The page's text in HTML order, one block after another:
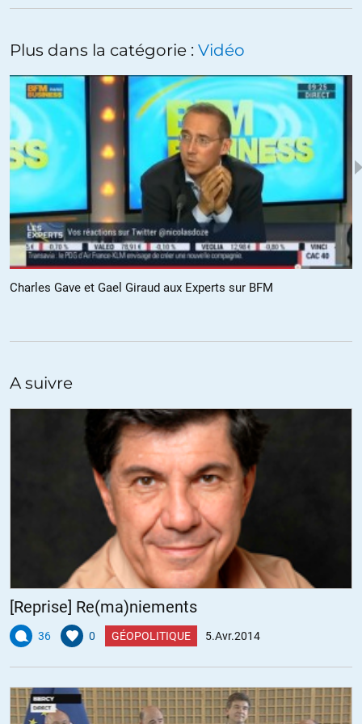
Norton//06.04.2014 à 12h16
Peut-être que les allemands ont plus intérêt que d’autres à ne pas
trop critiquer la Russie,étant donné le nombre de boîtes allemandes
qui y sont présentes…
Leurs médias ne doivent pas être si différents des nôtres…
ALERTER
FL//07.04.2014 à 07h45
C’est à regret, Norton, que je ne suis pas d’accord avec vous. Les
médias en France sont dans un état de décomposition terrible. Je
médias publics TV et radios dont aucun ne montre de début du
une ou deux exceptions (Taddéï – le Diplo.- …) le pire: France
Culture (les infos) talonné par Inter? en plus des inexactitudes
involontaires, lamentables pour des professionnels, des
mensonges éhontés, de fausses infos non vérifiées, des
omissions scandaleuses etc…bref un beau collier de perles
renouvelé tous les jours .
Quand aux éditos, alors la!
ALERTER
Surya// 07.04.2014 à 08h32
C’est ce qui se passe quand dans les rédactions il n’y a plus que
des stagiaires et des précaires qui enchainent les CDDs payés
au lance pierre.
Norton//07.04.2014 à 12h21
Plus dans la catégorie : Vidéo
Charles Gave et Gael Giraud aux Experts sur BFM
A suivre
[Reprise] Re(ma)niements
36 0 GÉOPOLITIQUE 5.Avr.2014